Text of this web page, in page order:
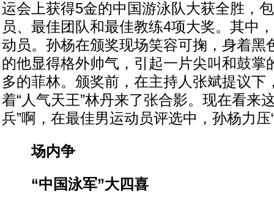
运会上获得5金的中国游泳队大获全胜，
员、最佳团队和最佳教练4项大奖。其中
动员。孙杨在颁奖现场笑容可掬，身着黑
的他显得格外帅气，引起一片尖叫和鼓掌
多的菲林。颁奖前，在主持人张斌提议下
着“人气天王”林丹来了张合影。现在看来
兵”啊，在最佳男运动员评选中，孙杨力压
场内争
“中国泳军”大四喜